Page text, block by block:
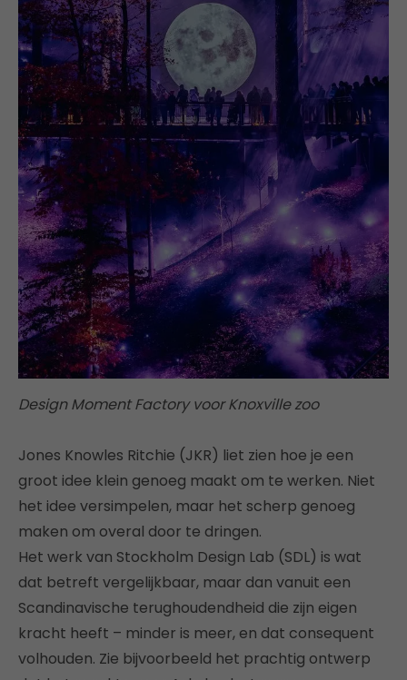
Design Moment Factory voor Knoxville zoo
Jones Knowles Ritchie (JKR) liet zien hoe je een
groot idee klein genoeg maakt om te werken. Niet
het idee versimpelen, maar het scherp genoeg
maken om overal door te dringen.
Het werk van Stockholm Design Lab (SDL) is wat
dat betreft vergelijkbaar, maar dan vanuit een
Scandinavische terughoudendheid die zijn eigen
kracht heeft – minder is meer, en dat consequent
volhouden. Zie bijvoorbeeld het prachtig ontwerp